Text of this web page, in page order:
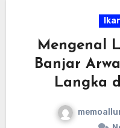
Mengenal
Banjar
Langka